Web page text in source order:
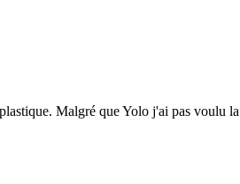
Malgré que Yolo j'ai pas voulu